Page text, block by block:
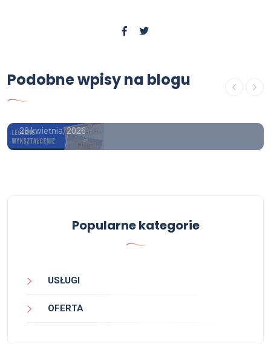
Podobne wpisy na blogu
USŁUGI
Dyplomy kolekcjonerskie cena
28 kwietnia, 2026
Popularne kategorie
USŁUGI
OFERTA